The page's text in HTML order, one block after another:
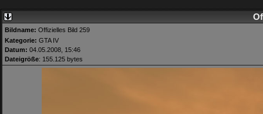
Bildname: Offizielles Bild 259
Kategorie: GTA IV
Datum: 04.05.2008, 15:46
Dateigröße: 155.125 bytes